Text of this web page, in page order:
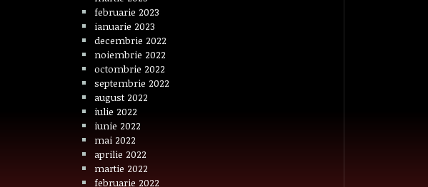
februarie 2023
ianuarie 2023
decembrie 2022
noiembrie 2022
octombrie 2022
septembrie 2022
august 2022
iulie 2022
iunie 2022
mai 2022
aprilie 2022
martie 2022
februarie 2022